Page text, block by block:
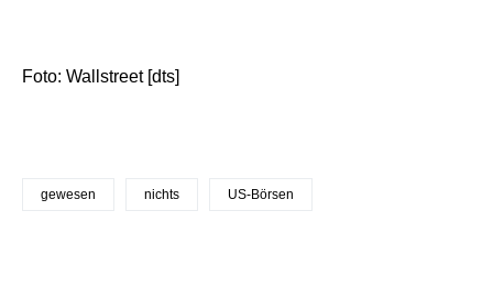
Foto: Wallstreet [dts]
gewesen nichts US-Börsen